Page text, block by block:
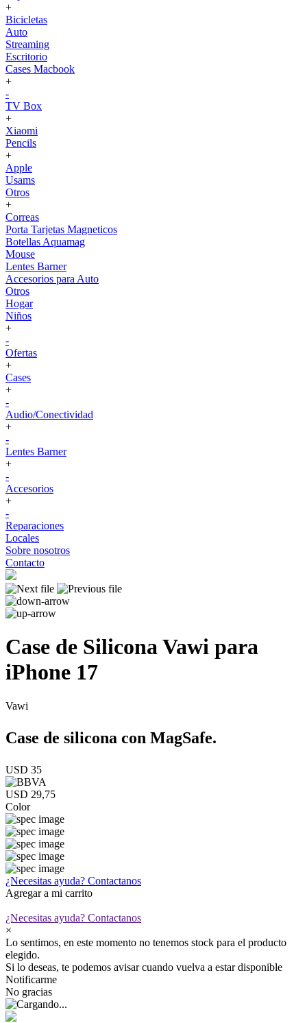
+
Bicicletas
Auto
Streaming
Escritorio
Cases Macbook
+
-
TV Box
+
Xiaomi
Pencils
+
Apple
Usams
Otros
+
Correas
Porta Tarjetas Magneticos
Botellas Aquamag
Mouse
Lentes Barner
Accesorios para Auto
Otros
Hogar
Niños
+
-
Ofertas
+
Cases
+
-
Audio/Conectividad
+
-
Lentes Barner
+
-
Accesorios
+
-
Reparaciones
Locales
Sobre nosotros
Contacto
Case de Silicona Vawi para
iPhone 17
Vawi
Case de silicona con MagSafe.
USD 35
USD 29,75
Color
¿Necesitas ayuda? Contactanos
Agregar a mi carrito
¿Necesitas ayuda? Contactanos
×
Lo sentimos, en este momento no tenemos stock para el producto
elegido.
Si lo deseas, te podemos avisar cuando vuelva a estar disponible
Notificarme
No gracias